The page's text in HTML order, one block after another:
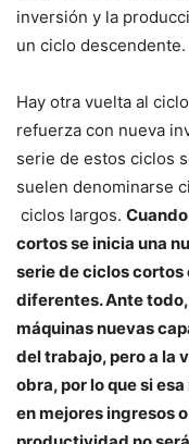
inversión y la
un ciclo descendente.
Hay otra vuelta al
refuerza con nueva
serie de estos ciclos
suelen denominarse
ciclos largos.
cortos se inicia una
serie de ciclos
diferentes. Ante
máquinas nuevas
del trabajo, pero a la
obra, por lo que si
en mejores ingresos